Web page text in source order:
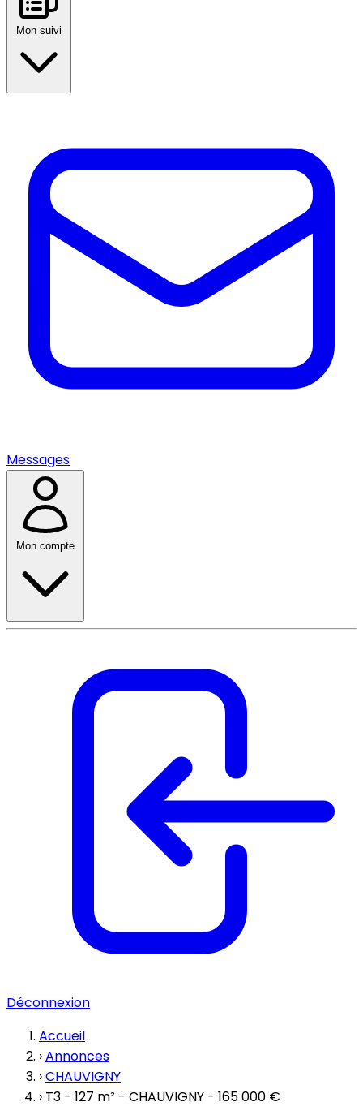
Mon suivi
Messages
Mon compte
Déconnexion
Accueil
›Annonces
›CHAUVIGNY
› T3 - 127 m² - CHAUVIGNY - 165 000 €